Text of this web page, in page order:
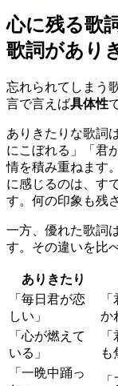
心に残る歌
歌詞があり
忘れられてしまう
言で言えば具体性
ありきたりな歌詞
にこぼれる」「君
情を積み重ねます
に感じるのは、す
す。何の印象も残
一方、優れた歌詞
す。その違いを比
ありきたり
「毎日君が恋
しい」
か
「心が燃えて
いる」
も
「一晩中踊っ